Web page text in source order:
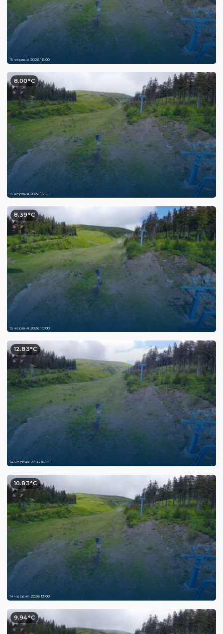
15 червня 2026 16:00
8.00°C
15 червня 2026 13:00
8.39°C
15 червня 2026 10:00
12.83°C
14 червня 2026 16:00
10.83°C
14 червня 2026 13:00
9.94°C